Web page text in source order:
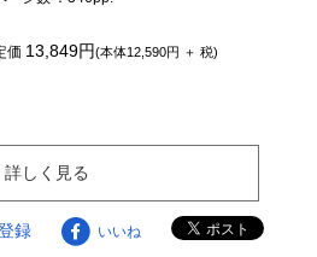
価 13,849円(本体12,590円 ＋ 税)
詳しく見る
録 いいね